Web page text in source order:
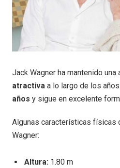
Jack Wagner ha mantenido una
atractiva a lo largo de los
años y sigue en excelente
Algunas características físicas
Wagner:
Altura: 1.80 m